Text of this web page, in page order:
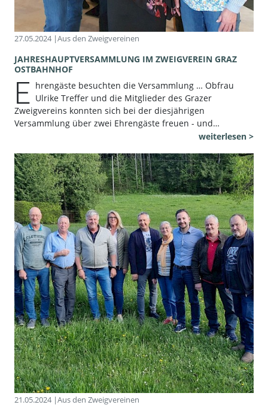
27.05.2024 |Aus den Zweigvereinen
JAHRESHAUPTVERSAMMLUNG IM ZWEIGVEREIN GRAZ
OSTBAHNHOF
E hrengäste besuchten die Versammlung … Obfrau
Ulrike Treffer und die Mitglieder des Grazer
Zweigvereins konnten sich bei der diesjährigen
Versammlung über zwei Ehrengäste freuen - und…
weiterlesen >
21.05.2024 |Aus den Zweigvereinen